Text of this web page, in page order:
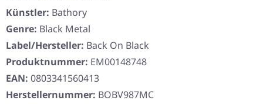
Künstler: Bathory
Genre: Black Metal
Label/Hersteller: Back On Black
Produktnummer: EM00148748
EAN: 0803341560413
Herstellernummer: BOBV987MC